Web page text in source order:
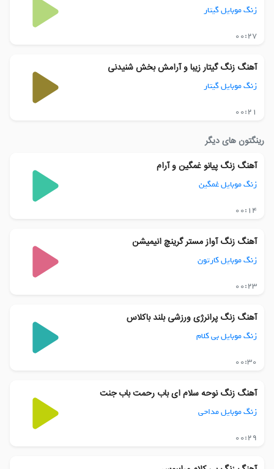
زنگ موبایل گیتار
00:27
آهنگ زنگ گیتار زیبا و آرامش بخش شنیدنی
زنگ موبایل گیتار
00:21
رینگتون های دیگر
آهنگ زنگ پیانو غمگین و آرام
زنگ موبایل غمگین
00:14
آهنگ زنگ آواز مستر گرینچ انیمیشن
زنگ موبایل کارتون
00:23
آهنگ زنگ پرانرژی ورزشی بلند باکلاس
زنگ موبایل بی کلام
00:30
آهنگ زنگ نوحه سلام ای باب رحمت باب جنت
زنگ موبایل مداحی
00:29